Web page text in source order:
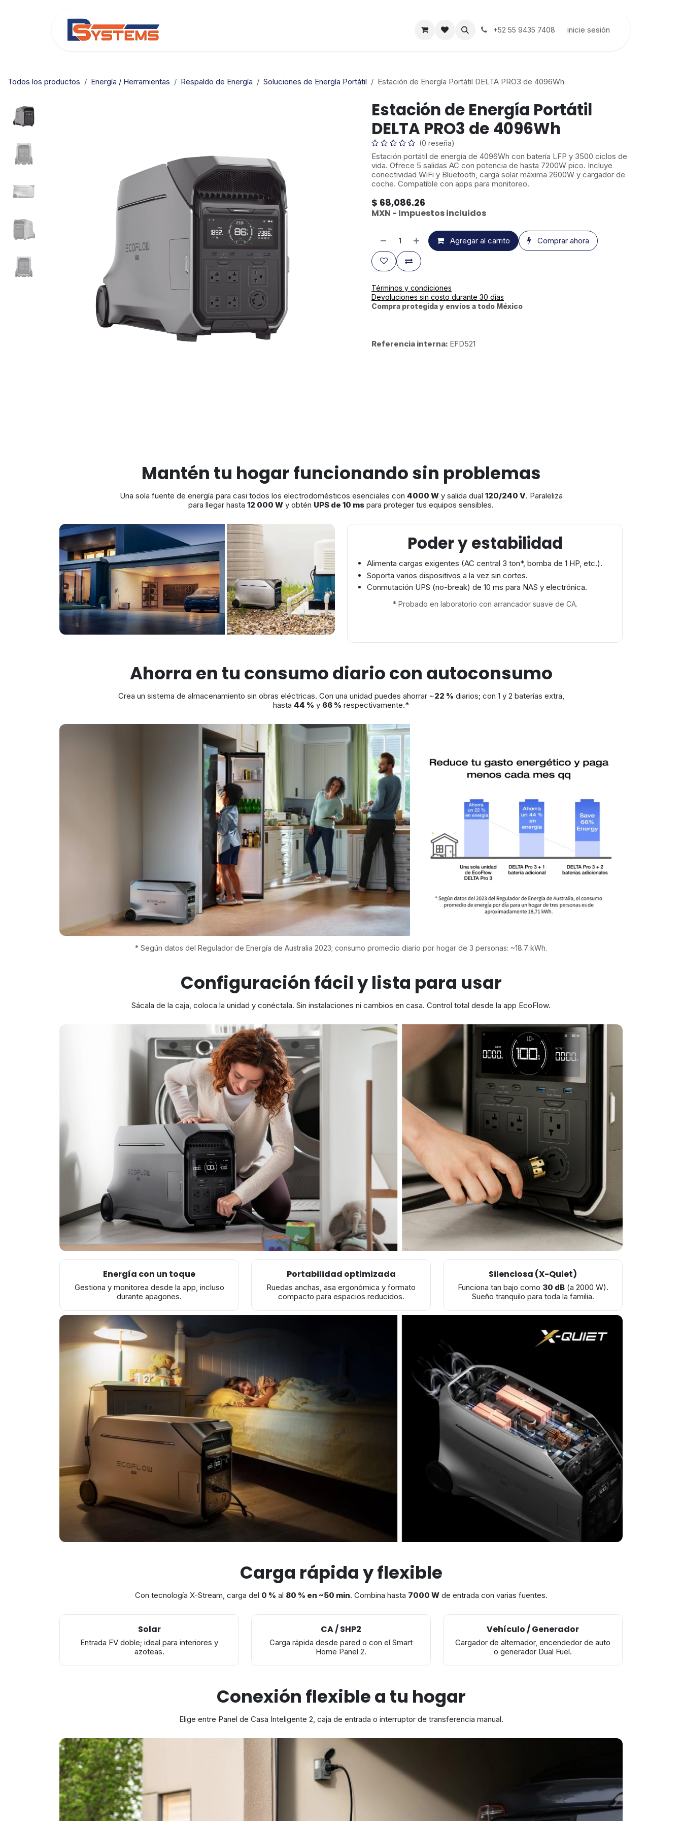
+52 55 9435 7408 inicie sesión
Todos los productos Energía / Herramientas Respaldo de Energía Soluciones de Energía Portátil Estación de Energía Portátil DELTA PRO3 de 4096Wh
Estación de Energía Portátil
DELTA PRO3 de 4096Wh
(0 reseña)
Estación portátil de energía de 4096Wh con batería LFP y 3500 ciclos de
vida. Ofrece 5 salidas AC con potencia de hasta 7200W pico. Incluye
conectividad WiFi y Bluetooth, carga solar máxima 2600W y cargador de
coche. Compatible con apps para monitoreo.
$ 68,086.26
MXN - Impuestos incluidos
Agregar al carrito Comprar ahora
Términos y condiciones
Devoluciones sin costo durante 30 días
Compra protegida y envíos a todo México
Referencia interna: EFD521
Mantén tu hogar funcionando sin problemas
Una sola fuente de energía para casi todos los electrodomésticos esenciales con 4000 Wy salida dual 120/240 V. Paraleliza
para llegar hasta 12 000 W y obtén UPS de 10 ms para proteger tus equipos sensibles.
Poder y estabilidad
Alimenta cargas exigentes (AC central 3 ton*, bomba de 1 HP, etc.).
Soporta varios dispositivos a la vez sin cortes.
Conmutación UPS (no-break) de 10 ms para NAS y electrónica.
* Probado en laboratorio con arrancador suave de CA.
Ahorra en tu consumo diario con autoconsumo
Crea un sistema de almacenamiento sin obras eléctricas. Con una unidad puedes ahorrar ~22 % diarios; con 1 y 2 baterías extra,
hasta 44 % y 66 % respectivamente.*
* Según datos del Regulador de Energía de Australia 2023; consumo promedio diario por hogar de 3 personas: ~18.7 kWh.
Configuración fácil y lista para usar
Sácala de la caja, coloca la unidad y conéctala. Sin instalaciones ni cambios en casa. Control total desde la app EcoFlow.
Energía con un toque
Gestiona y monitorea desde la app, incluso
durante apagones.
Portabilidad optimizada
Ruedas anchas, asa ergonómica y formato
compacto para espacios reducidos.
Silenciosa (X-Quiet)
Funciona tan bajo como 30 dB(a 2000 W).
Sueño tranquilo para toda la familia.
Carga rápida y flexible
Con tecnología X-Stream, carga del 0 % al 80 % en ~50 min. Combina hasta 7000 Wde entrada con varias fuentes.
Solar
Entrada FV doble; ideal para interiores y
azoteas.
CA / SHP2
Carga rápida desde pared o con el Smart
Home Panel 2.
Vehículo / Generador
Cargador de alternador, encendedor de auto
o generador Dual Fuel.
Conexión flexible a tu hogar
Elige entre Panel de Casa Inteligente 2, caja de entrada o interruptor de transferencia manual.